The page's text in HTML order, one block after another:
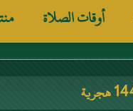
أوقات الصلاة